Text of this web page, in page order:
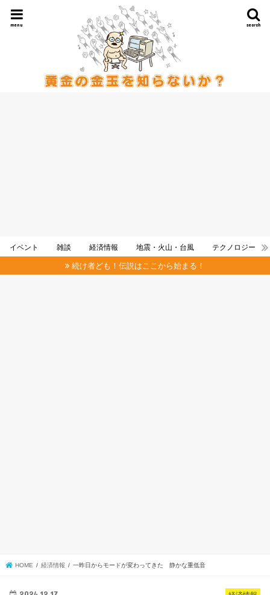
search
menu
イベント 雑談 経済情報 地震・火山・台風 テクノロジー
続け者ども！伝説はここから始まる！
HOME 経済情報 一昨日からモードが変わってきた 静かな重低音